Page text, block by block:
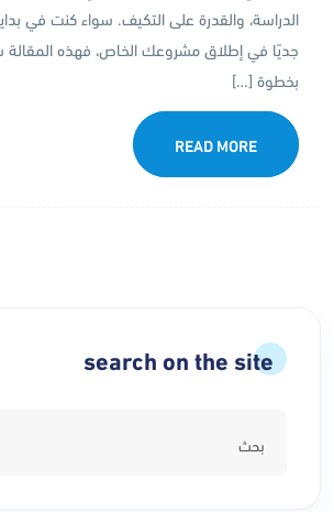
الدراسة، والقدرة على التكيف. سواء كنت في
جديًا في إطلاق مشروعك الخاص، فهذه
بخطوة […]
READ MORE
search on the site